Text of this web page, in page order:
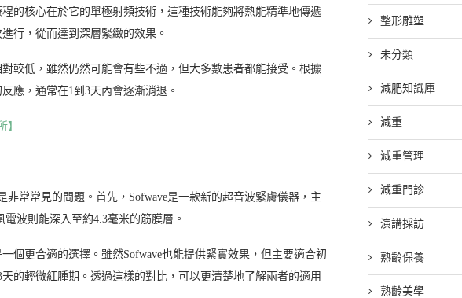
的核心在於它的單極射頻技術，這種技術能夠將熱能精準地傳遞
行，從而達到深層緊緻的效果。
較低，雖然仍然可能會有些不適，但大多數患者都能接受。根據
應，通常在1到3天內會逐漸消退。
】
常常見的問題。首先，Sofwave是一款新的超音波緊膚儀器，主
波則能深入至約4.3毫米的筋膜層。
個更合適的選擇。雖然Sofwave也能提供緊實效果，但主要適合初
的輕微紅腫期。透過這樣的對比，可以更清楚地了解兩者的適用
整形雕塑
未分類
減肥知識庫
減重
減重管理
減重門診
演講採訪
熟齡保養
熟齡美學